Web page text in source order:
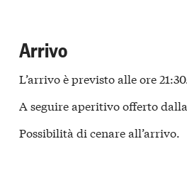
Arrivo
L’arrivo è previsto alle ore
A seguire aperitivo offerto
Possibilità di cenare all’arrivo.